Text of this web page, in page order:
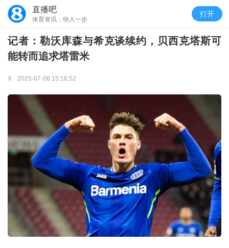
直播吧
体育资讯，快人一步
打开
记者：勒沃库森与希克谈续约，贝西克塔斯可
能转而追求塔雷米
X 2025-07-06 15:16:52